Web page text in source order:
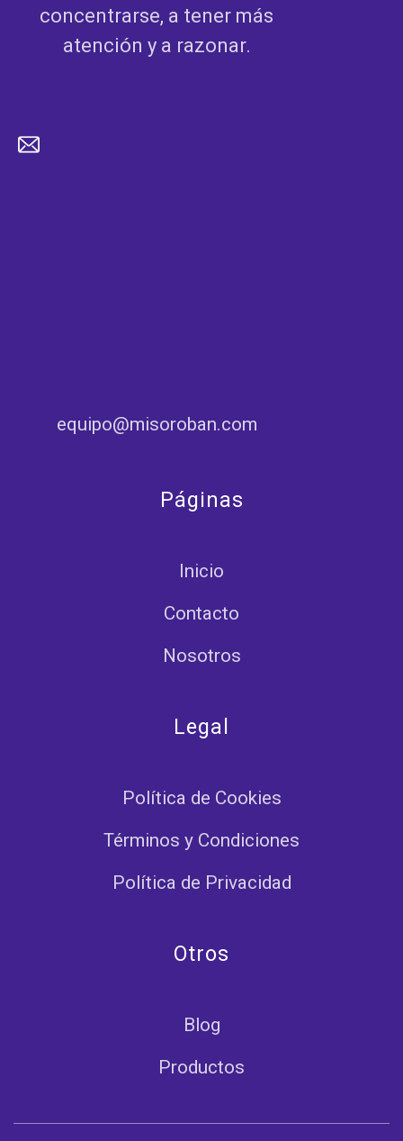
concentrarse, a tener más
atención y a razonar.
equipo@misoroban.com
Páginas
Inicio
Contacto
Nosotros
Legal
Política de Cookies
Términos y Condiciones
Política de Privacidad
Otros
Blog
Productos